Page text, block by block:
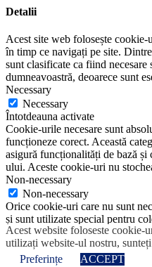
Acest website foloseste cookie-
utilizați website-ul nostru,
Preferințe
ACCEPT
Detalii
Acest site web folosește
în timp ce navigați pe site.
sunt clasificate ca fiind necesare
dumneavoastră, deoarece sunt
Necessary
Necessary
Întotdeauna activate
Cookie-urile necesare sunt
funcționeze corect. Această
asigură funcționalități de bază și
ului. Aceste cookie-uri nu
Non-necessary
Non-necessary
Orice cookie-uri care nu sunt
și sunt utilizate special pentru
ale utilizatorului prin intermediul
conținuturi încorporate sunt
SALVEAZĂ ȘI ACCEPTĂ